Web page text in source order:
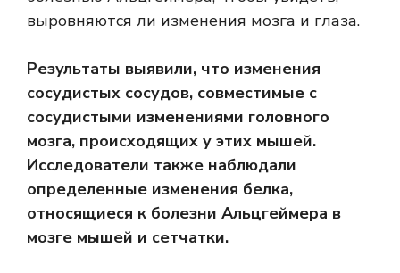
выровняются ли изменения мозга и глаза.
Результаты выявили, что изменения
сосудистых сосудов, совместимые с
сосудистыми изменениями головного
мозга, происходящих у этих мышей.
Исследователи также наблюдали
определенные изменения белка,
относящиеся к болезни Альцгеймера в
мозге мышей и сетчатки.